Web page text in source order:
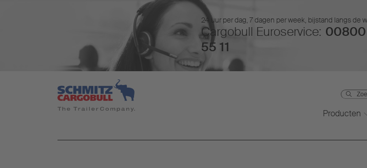
24 uur per dag, 7 dagen per week, bijstand langs de
Cargobull Euroservice: 00800
55 11
Producten